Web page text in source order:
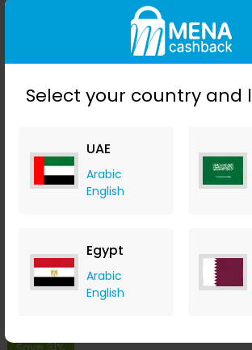
Select your country and
UAE
Arabic
English
Egypt
Arabic
English
+ Upto 9.80% Cashback
USD
34.99
Buy Now